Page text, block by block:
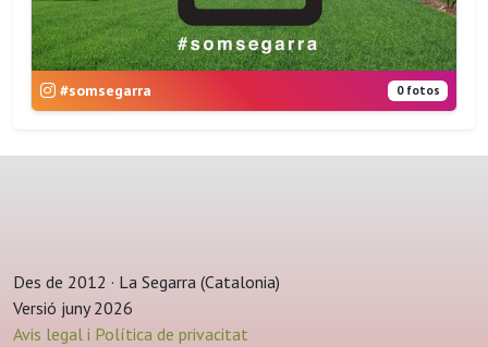
#somsegarra 0 fotos
Des de 2012 · La Segarra (Catalonia)
Versió juny 2026
Avis legal i Política de privacitat